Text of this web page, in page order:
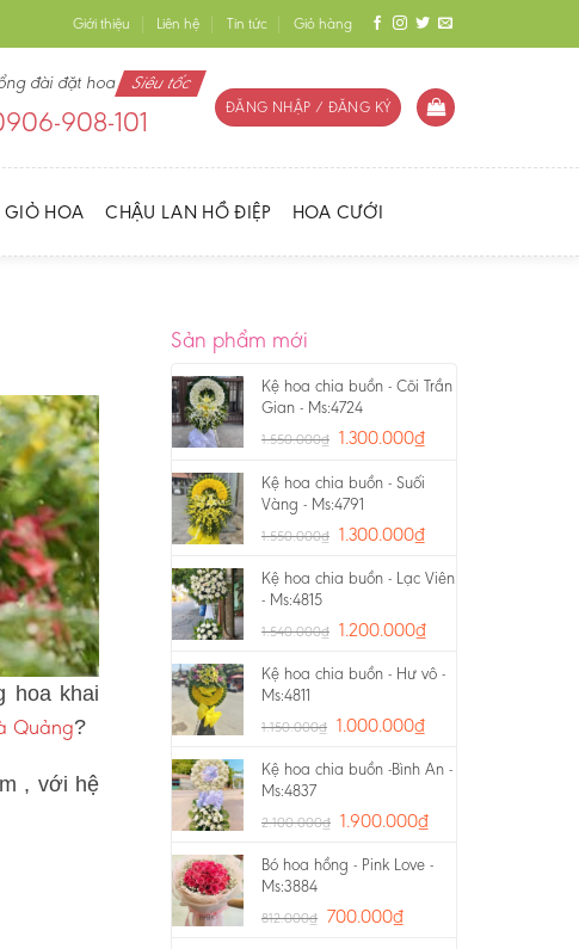
Giới thiệu Liên hệ Tin tức Giỏ hàng
đài đặt hoa Siêu tốc
908-101 ĐĂNG NHẬP / ĐĂNG KÝ
GIỎ HOA CHẬU LAN HỒ ĐIỆP HOA CƯỚI
hoa khai
Quảng?
, với hệ
Sản phẩm mới
Kệ hoa chia buồn - Cõi Trần
Gian - Ms:4724
1.550.000₫ 1.300.000₫
Kệ hoa chia buồn - Suối
Vàng - Ms:4791
1.550.000₫ 1.300.000₫
Kệ hoa chia buồn - Lạc Viên
- Ms:4815
1.540.000₫ 1.200.000₫
Kệ hoa chia buồn - Hư vô -
Ms:4811
1.150.000₫ 1.000.000₫
Kệ hoa chia buồn -Bình An -
Ms:4837
2.100.000₫ 1.900.000₫
Bó hoa hồng - Pink Love -
Ms:3884
812.000₫ 700.000₫